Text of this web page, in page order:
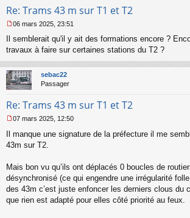
Re: Trams 43 m sur T1 et T2
e
s
a
g
e
o
l
u
06 mars 2025, 23:51
Il semblerait qu'il y ait des formations encore ?
travaux à faire sur certaines stations du T2 ?
sebac22
Passager
Re: Trams 43 m sur T1 et T2
e
s
g
e
n
o
07 mars 2025, 12:50
Il manque une signature de la préfecture il me
43m sur T2.
Mais bon vu qu’ils ont déplacés 0 boucles de
désynchronisé (ce qui engendre une irrégularité
des 43m c’est juste enfoncer les derniers clous du
que rien est adapté pour elles côté priorité au feux.